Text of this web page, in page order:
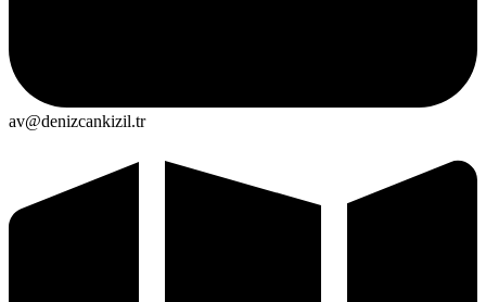
av@denizcankizil.tr